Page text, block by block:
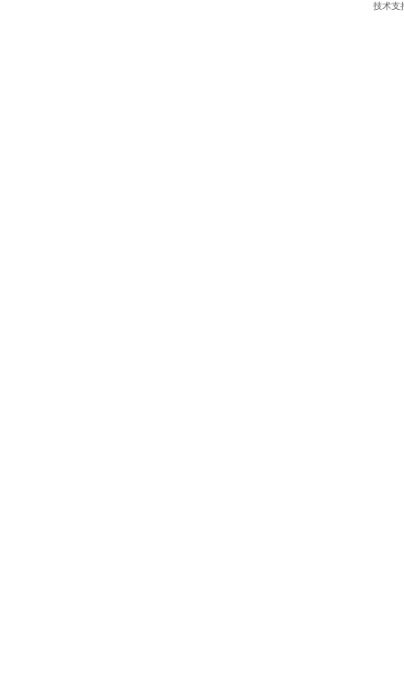
技术支